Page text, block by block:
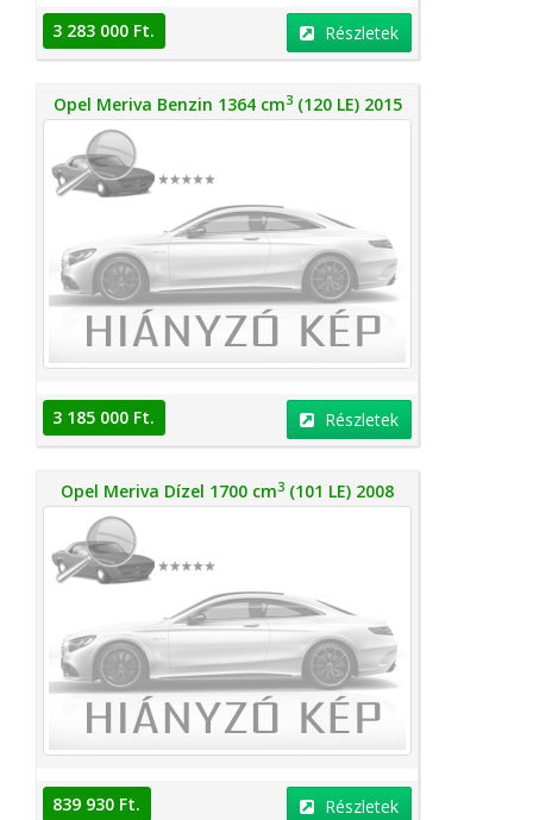
3 283 000 Ft. Részletek
Opel Meriva Benzin 1364 cm3(120 LE) 2015
3 185 000 Ft. Részletek
Opel Meriva Dízel 1700 cm3 (101 LE) 2008
839 930 Ft. Részletek